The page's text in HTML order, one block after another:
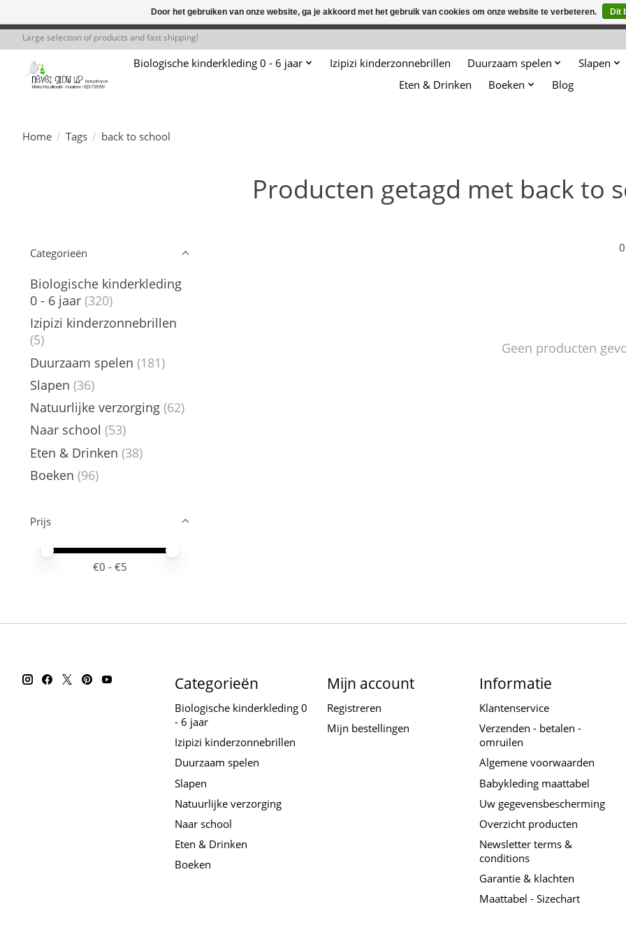
Large selection of products and fast shipping!
Biologische kinderkleding 0 - 6 jaar Izipizi kinderzonnebrillen Duurzaam spelen Slapen
Eten & Drinken
Boeken Blog
Home / Tags / back to school
Producten getagd met back to
Categorieën
Biologische kinderkleding
0 - 6 jaar (320)
Izipizi kinderzonnebrillen
(5)
Duurzaam spelen (181)
Slapen (36)
Natuurlijke verzorging (62)
Naar school (53)
Eten & Drinken (38)
Boeken (96)
Prijs
Minimale prijswaarde
Price maximum value
€0 - €5
Geen producten
Categorieën
Biologische kinderkleding 0
- 6 jaar
Izipizi kinderzonnebrillen
Duurzaam spelen
Slapen
Natuurlijke verzorging
Naar school
Eten & Drinken
Boeken
Mijn account
Registreren
Mijn bestellingen
Informatie
Klantenservice
Verzenden - betalen -
omruilen
Algemene voorwaarden
Babykleding maattabel
Uw gegevensbescherming
Overzicht producten
Newsletter terms &
conditions
Garantie & klachten
Maattabel - Sizechart
Door het gebruiken van onze website, ga je akkoord met het gebruik van cookies om onze website te verbeteren. Dit
← Keer terug naar de backofficeDeze winkel is in aanbouw. Eventueel geplaatste orders zullen niet